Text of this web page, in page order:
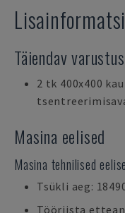
Täiendav varustus
2 tk 400x400
Masina eelised
Masina tehnilised
Tsükli aeg:
Tööriista